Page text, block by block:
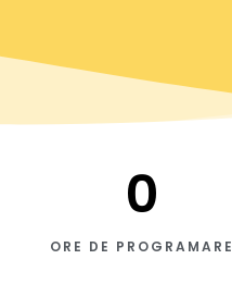
ORE DE PROGRAMARE
0